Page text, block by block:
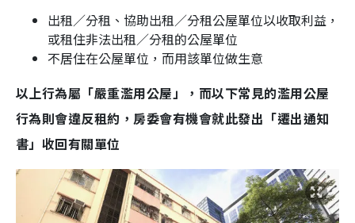
出租／分租、協助出租／分租公屋單位以收取利益，
或租住非法出租／分租的公屋單位
不居住在公屋單位，而用該單位做生意
以上行為屬「嚴重濫用公屋」，而以下常見的濫用公屋
行為則會違反租約，房委會有機會就此發出「遷出通知
書」收回有關單位